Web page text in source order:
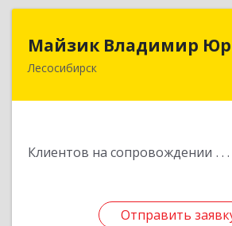
Майзик Владимир
Лесосибирск
Клиентов на сопровождении
Отправить
Отправить